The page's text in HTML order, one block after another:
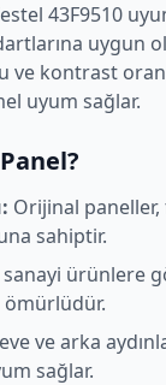
43F9510
uygun
kontrast oranı
uyum sağlar.
Orijinal paneller,
sahiptir.
sanayi ürünlere
ömürlüdür.
ve arka
sağlar.